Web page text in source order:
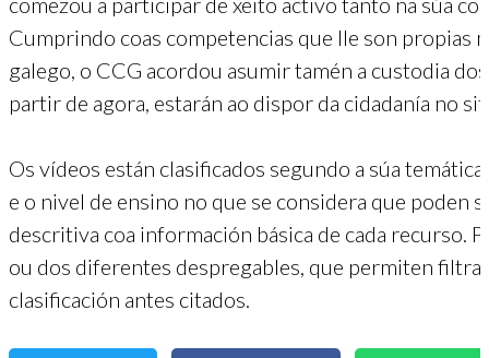
Cumprindo coas competencias que lle son propias
galego, o CCG acordou asumir tamén a custodia
partir de agora, estarán ao dispor da cidadanía no
Os vídeos están clasificados segundo a súa
e o nivel de ensino no que se considera que poden
descritiva coa información básica de cada recurso.
ou dos diferentes despregables, que permiten
clasificación antes citados.